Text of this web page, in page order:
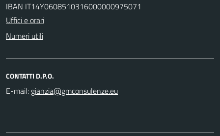
IBAN IT14Y0608510316000000975071
Uffici e orari
Numeri utili
CONTATTI D.P.O.
E-mail: